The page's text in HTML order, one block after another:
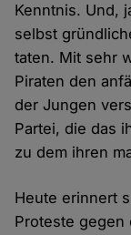
Kenntnis. Und,
selbst
taten. Mit sehr
Piraten den
der Jungen
Partei, die das
zu dem ihren
Heute erinnert
Proteste gegen